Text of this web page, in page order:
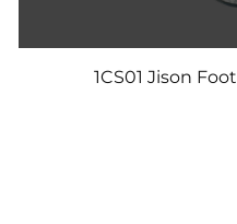
1CS01 Jison Foot